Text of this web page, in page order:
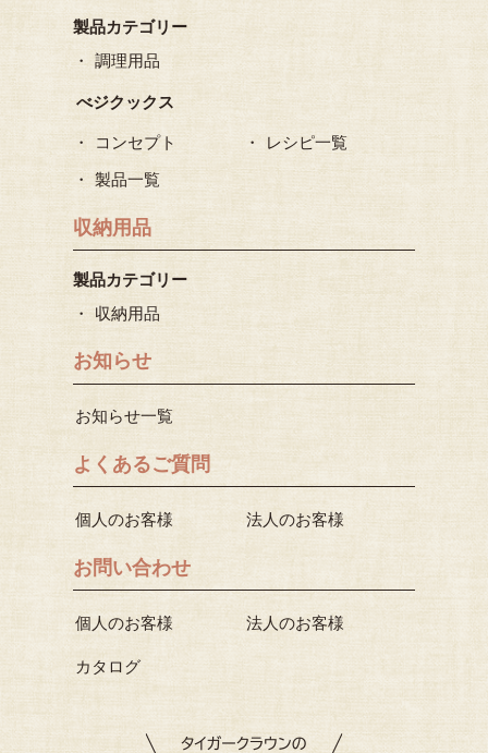
製品カテゴリー
調理用品
べジクックス
コンセプト レシピ一覧
製品一覧
収納用品
製品カテゴリー
収納用品
お知らせ
お知らせ一覧
よくあるご質問
個人のお客様 法人のお客様
お問い合わせ
個人のお客様 法人のお客様
カタログ